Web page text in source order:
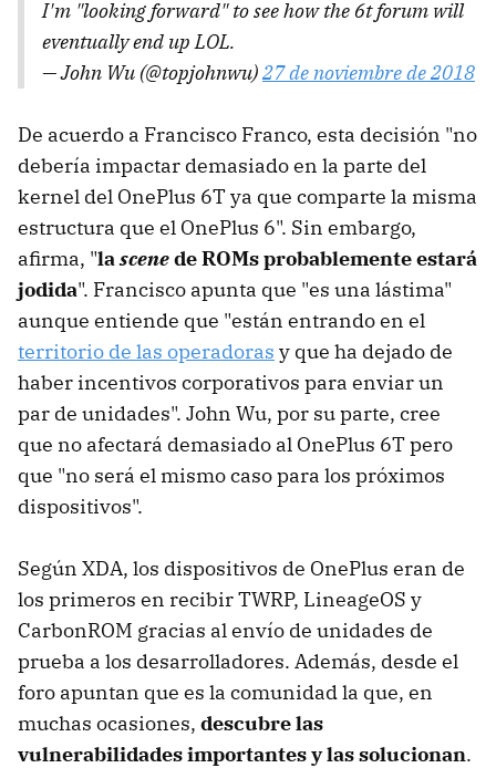
I'm "looking forward" to see how the 6t forum will
eventually end up LOL.
— John Wu (@topjohnwu)27 de noviembre de 2018
De acuerdo a Francisco Franco, esta decisión "no
debería impactar demasiado en la parte del
kernel del OnePlus 6T ya que comparte la misma
estructura que el OnePlus 6". Sin embargo,
afirma, "lascenede ROMs probablemente estará
jodida". Francisco apunta que "es una lástima"
aunque entiende que "están entrando en el
territorio de las operadoras y que ha dejado de
haber incentivos corporativos para enviar un
par de unidades". John Wu, por su parte, cree
que no afectará demasiado al OnePlus 6T pero
que "no será el mismo caso para los próximos
dispositivos".
Según XDA, los dispositivos de OnePlus eran de
los primeros en recibir TWRP, LineageOS y
CarbonROM gracias al envío de unidades de
prueba a los desarrolladores. Además, desde el
foro apuntan que es la comunidad la que, en
muchas ocasiones, descubre las
vulnerabilidades importantes y las solucionan.